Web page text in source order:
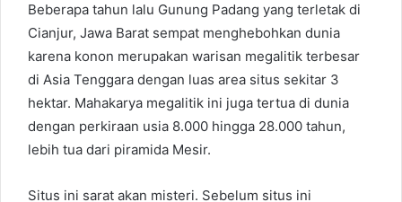
Beberapa tahun lalu Gunung Padang yang terletak di
Cianjur, Jawa Barat sempat menghebohkan dunia
karena konon merupakan warisan megalitik terbesar
di Asia Tenggara dengan luas area situs sekitar 3
hektar. Mahakarya megalitik ini juga tertua di dunia
dengan perkiraan usia 8.000 hingga 28.000 tahun,
lebih tua dari piramida Mesir.
Situs ini sarat akan misteri. Sebelum situs ini